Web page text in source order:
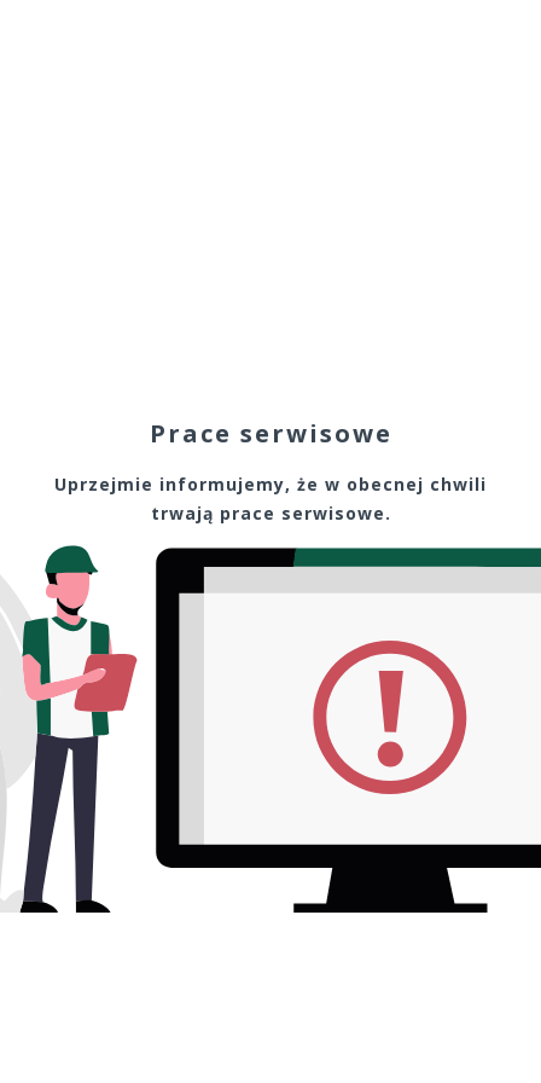
Prace serwisowe
Uprzejmie informujemy, że w obecnej chwili
trwają prace serwisowe.